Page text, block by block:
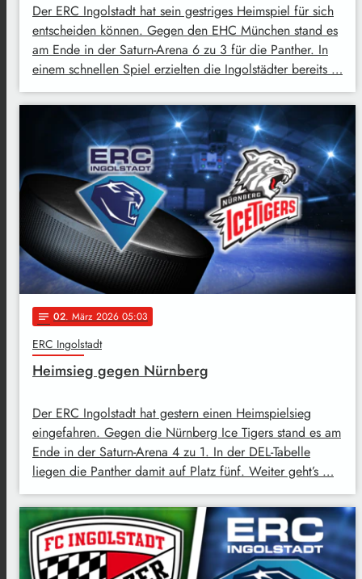
Der ERC Ingolstadt hat sein gestriges Heimspiel für sich
entscheiden können. Gegen den EHC München stand es
am Ende in der Saturn-Arena 6 zu 3 für die Panther. In
einem schnellen Spiel erzielten die Ingolstädter bereits …
notes 02. März 2026 05:03
ERC Ingolstadt
Heimsieg gegen Nürnberg
Der ERC Ingolstadt hat gestern einen Heimspielsieg
eingefahren. Gegen die Nürnberg Ice Tigers stand es am
Ende in der Saturn-Arena 4 zu 1. In der DEL-Tabelle
liegen die Panther damit auf Platz fünf. Weiter geht’s …